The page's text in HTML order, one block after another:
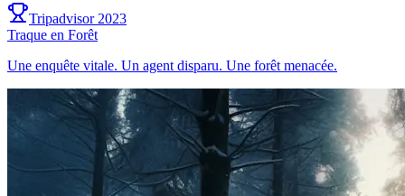
Tripadvisor 2023
Traque en Forêt
Une enquête vitale. Un agent disparu. Une forêt menacée.